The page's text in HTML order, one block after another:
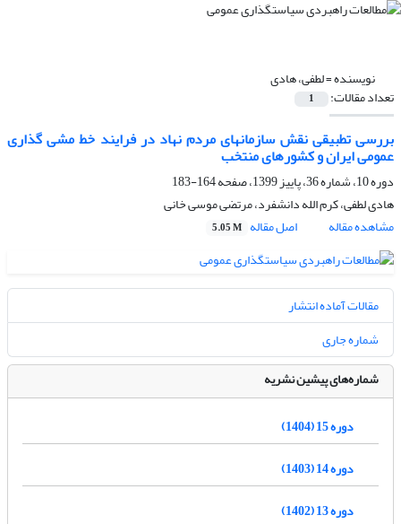
نویسنده =لطفی، هادی
تعداد مقالات: 1
بررسی تطبیقی نقش سازمانهای مردم نهاد در فرایند خط مشی گذاری
عمومی ایران و کشورهای منتخب
دوره 10، شماره 36، پاییز 1399، صفحه
164-183
هادی لطفی، کرم الله دانشفرد، مرتضی موسی خانی
مشاهده مقاله
اصل مقاله 5.05 M
مقالات آماده انتشار
شماره جاری
شماره‌های پیشین نشریه
دوره 15 (1404)
دوره 14 (1403)
دوره 13 (1402)